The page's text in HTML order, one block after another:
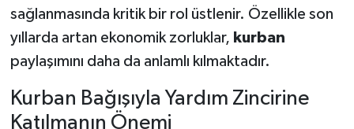
sağlanmasında kritik bir rol üstlenir. Özellikle son
yıllarda artan ekonomik zorluklar, kurban
paylaşımını daha da anlamlı kılmaktadır.
Kurban Bağışıyla Yardım Zincirine
Katılmanın Önemi